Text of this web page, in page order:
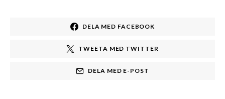
DELA MED FACEBOOK
TWEETA MED TWITTER
DELA MED E-POST